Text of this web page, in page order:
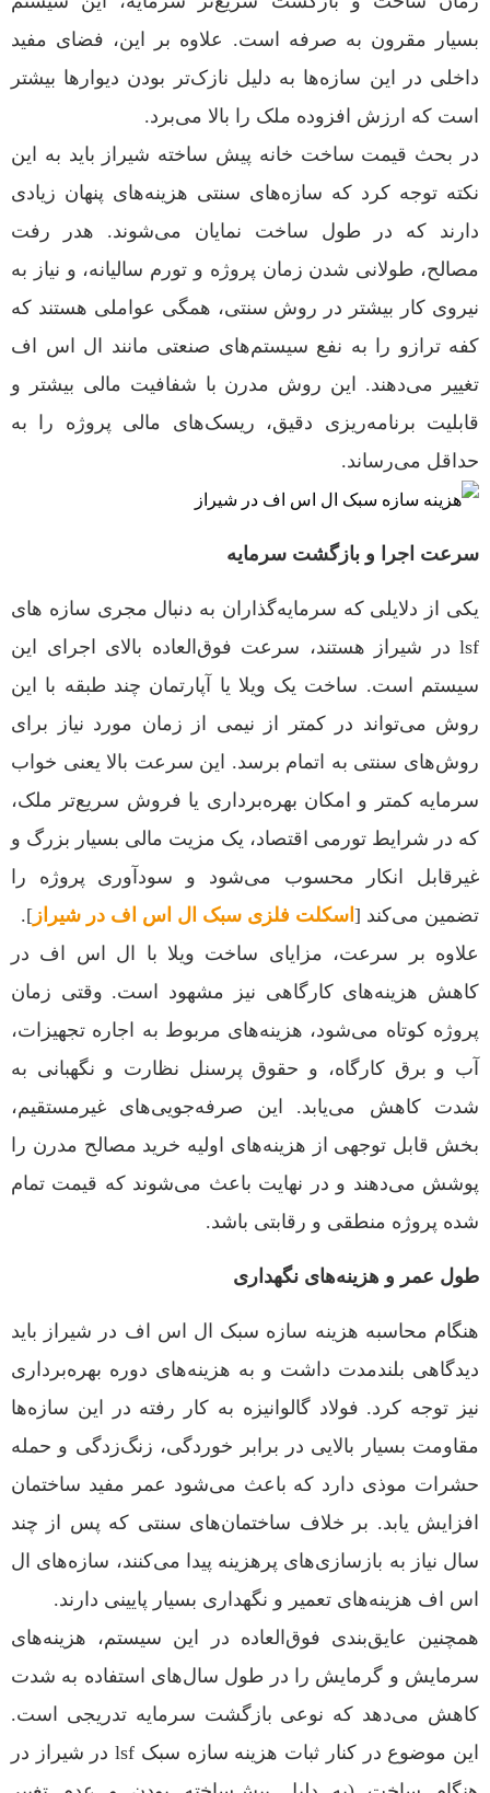
بسیار مقرون به صرفه است. علاوه بر این، فضای مفید
داخلی در این سازه‌ها به دلیل نازک‌تر بودن دیوارها بیشتر
است که ارزش افزوده ملک را بالا می‌برد.
در بحث قیمت ساخت خانه پیش ساخته شیراز باید به این
نکته توجه کرد که سازه‌های سنتی هزینه‌های پنهان زیادی
دارند که در طول ساخت نمایان می‌شوند. هدر رفت
مصالح، طولانی شدن زمان پروژه و تورم سالیانه، و نیاز به
نیروی کار بیشتر در روش سنتی، همگی عواملی هستند که
کفه ترازو را به نفع سیستم‌های صنعتی مانند ال اس اف
تغییر می‌دهند. این روش مدرن با شفافیت مالی بیشتر و
قابلیت برنامه‌ریزی دقیق، ریسک‌های مالی پروژه را به
حداقل می‌رساند.
سرعت اجرا و بازگشت سرمایه
یکی از دلایلی که سرمایه‌گذاران به دنبال مجری سازه های
lsf در شیراز هستند، سرعت فوق‌العاده بالای اجرای این
سیستم است. ساخت یک ویلا یا آپارتمان چند طبقه با این
روش می‌تواند در کمتر از نیمی از زمان مورد نیاز برای
روش‌های سنتی به اتمام برسد. این سرعت بالا یعنی خواب
سرمایه کمتر و امکان بهره‌برداری یا فروش سریع‌تر ملک،
که در شرایط تورمی اقتصاد، یک مزیت مالی بسیار بزرگ و
غیرقابل انکار محسوب می‌شود و سودآوری پروژه را
تضمین می‌کند [اسکلت فلزی سبک ال اس اف در شیراز ].
علاوه بر سرعت، مزایای ساخت ویلا با ال اس اف در
کاهش هزینه‌های کارگاهی نیز مشهود است. وقتی زمان
پروژه کوتاه می‌شود، هزینه‌های مربوط به اجاره تجهیزات،
آب و برق کارگاه، و حقوق پرسنل نظارت و نگهبانی به
شدت کاهش می‌یابد. این صرفه‌جویی‌های غیرمستقیم،
بخش قابل توجهی از هزینه‌های اولیه خرید مصالح مدرن را
پوشش می‌دهند و در نهایت باعث می‌شوند که قیمت تمام
شده پروژه منطقی و رقابتی باشد.
طول عمر و هزینه‌های نگهداری
هنگام محاسبه هزینه سازه سبک ال اس اف در شیراز باید
دیدگاهی بلندمدت داشت و به هزینه‌های دوره بهره‌برداری
نیز توجه کرد. فولاد گالوانیزه به کار رفته در این سازه‌ها
مقاومت بسیار بالایی در برابر خوردگی، زنگ‌زدگی و حمله
حشرات موذی دارد که باعث می‌شود عمر مفید ساختمان
افزایش یابد. بر خلاف ساختمان‌های سنتی که پس از چند
سال نیاز به بازسازی‌های پرهزینه پیدا می‌کنند، سازه‌های ال
اس اف هزینه‌های تعمیر و نگهداری بسیار پایینی دارند.
همچنین عایق‌بندی فوق‌العاده در این سیستم، هزینه‌های
سرمایش و گرمایش را در طول سال‌های استفاده به شدت
کاهش می‌دهد که نوعی بازگشت سرمایه تدریجی است.
این موضوع در کنار ثبات هزینه سازه سبک lsf در شیراز در